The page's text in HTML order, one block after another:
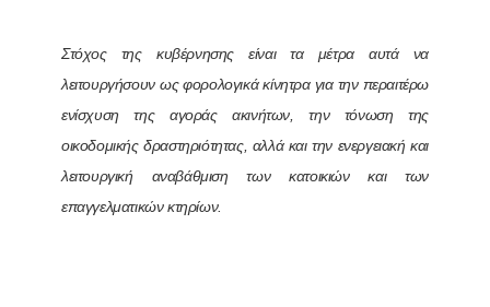
Στόχος της κυβέρνησης είναι τα μέτρα αυτά να
λειτουργήσουν ως φορολογικά κίνητρα για την περαιτέρω
ενίσχυση της αγοράς ακινήτων, την τόνωση της
οικοδομικής δραστηριότητας, αλλά και την ενεργειακή και
λειτουργική αναβάθμιση των κατοικιών και των
επαγγελματικών κτηρίων.